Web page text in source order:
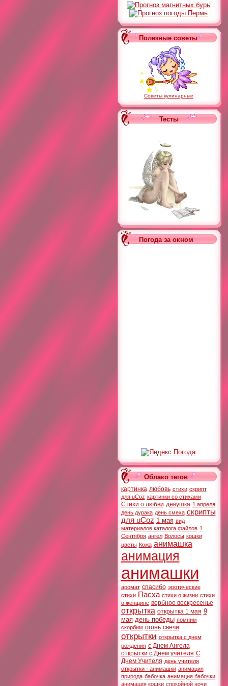
Полезные советы
Советы кулинарные
Тесты
Погода за окном
Облако тегов
картинка любовь стихи скрипт
для uCoz картинки со стихами
Стихи о любви девушка 1 апреля
день дурака день смеха скрипты
для uCoz 1 мая вид
материалов каталога файлов 1
Сентября ангел Волосы кошки
цветы Кожа анимашка
анимация
анимашки
аромат спасибо эротические
стихи Пасха стихи о жизни стихи
о женщине вербное воскресенье
открытка открытка 1 мая 9
мая день победы помним
скорбим огонь свечи
открытки открытка с днем
рождения с Днем Ангела
открытки с Днем учителя С
Днем Учителя день учителя
открытки - анимашки анимация
природа бабочка анимация бабочки
анимация кошки спокойной ночи